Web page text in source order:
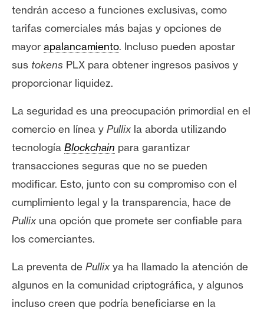
tendrán acceso a funciones exclusivas, como
tarifas comerciales más bajas y opciones de
mayor apalancamiento. Incluso pueden apostar
sus tokens PLX para obtener ingresos pasivos y
proporcionar liquidez.
La seguridad es una preocupación primordial en el
comercio en línea y Pullix la aborda utilizando
tecnología Blockchain para garantizar
transacciones seguras que no se pueden
modificar. Esto, junto con su compromiso con el
cumplimiento legal y la transparencia, hace de
Pullix una opción que promete ser confiable para
los comerciantes.
La preventa de Pullix ya ha llamado la atención de
algunos en la comunidad criptográfica, y algunos
incluso creen que podría beneficiarse en la